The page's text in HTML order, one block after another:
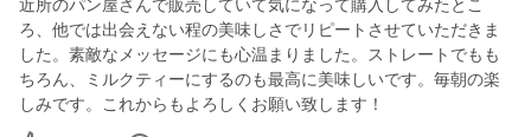
近所のパン屋さんで販売していて気になって購入してみたとこ
ろ、他では出会えない程の美味しさでリピートさせていただきま
した。素敵なメッセージにも心温まりました。ストレートでもも
ちろん、ミルクティーにするのも最高に美味しいです。毎朝の楽
しみです。これからもよろしくお願い致します！